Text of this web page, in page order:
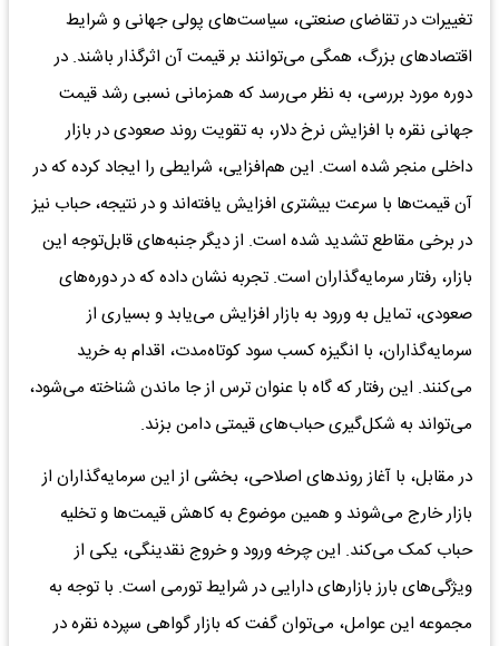
تغییرات در تقاضای صنعتی، سیاست‌های پولی جهانی و شرایط
اقتصادهای بزرگ، همگی می‌توانند بر قیمت آن اثرگذار باشند. در
دوره مورد بررسی، به نظر می‌رسد که همزمانی نسبی رشد قیمت
جهانی نقره با افزایش نرخ دلار، به تقویت روند صعودی در بازار
داخلی منجر شده است. این هم‌افزایی، شرایطی را ایجاد کرده که در
آن قیمت‌ها با سرعت بیشتری افزایش یافته‌اند و در نتیجه، حباب نیز
در برخی مقاطع تشدید شده است. از دیگر جنبه‌های قابل‌توجه این
بازار، رفتار سرمایه‌گذاران است. تجربه نشان داده که در دوره‌های
صعودی، تمایل به ورود به بازار افزایش می‌یابد و بسیاری از
سرمایه‌گذاران، با انگیزه کسب سود کوتاه‌مدت، اقدام به خرید
می‌کنند. این رفتار که گاه با عنوان ترس از جا ماندن شناخته می‌شود،
می‌تواند به شکل‌گیری حباب‌های قیمتی دامن بزند.
در مقابل، با آغاز روندهای اصلاحی، بخشی از این سرمایه‌گذاران از
بازار خارج می‌شوند و همین موضوع به کاهش قیمت‌ها و تخلیه
حباب کمک می‌کند. این چرخه ورود و خروج نقدینگی، یکی از
ویژگی‌های بارز بازارهای دارایی در شرایط تورمی است. با توجه به
مجموعه این عوامل، می‌توان گفت که بازار گواهی سپرده نقره در